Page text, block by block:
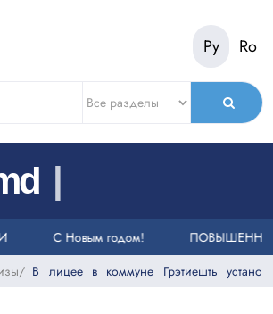
Ру Ro
|
СЛУЖБЫ ЭКСТРЕННОЙ ПОМОЩИ 112
«ТАКСИ»С Новым годом!
/ В лицее в коммуне Грэтиешть